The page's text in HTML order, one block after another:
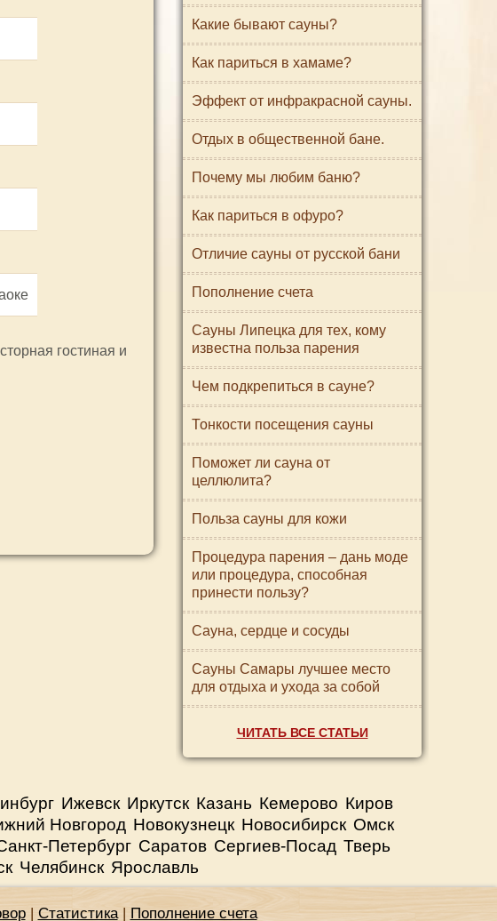
гостиная и
Какие бывают сауны?
Как париться в хамаме?
Эффект от инфракрасной сауны.
Отдых в общественной бане.
Почему мы любим баню?
Как париться в офуро?
Отличие сауны от русской бани
Пополнение счета
Сауны Липецка для тех, кому
известна польза парения
Чем подкрепиться в сауне?
Тонкости посещения сауны
Поможет ли сауна от
целлюлита?
Польза сауны для кожи
Процедура парения – дань моде
или процедура, способная
принести пользу?
Сауна, сердце и сосуды
Сауны Самары лучшее место
для отдыха и ухода за собой
ЧИТАТЬ ВСЕ СТАТЬИ
Ижевск Иркутск Казань Кемерово Киров
Новгород Новокузнецк Новосибирск Омск
Петербург Саратов Сергиев-Посад Тверь
Челябинск Ярославль
| Статистика| Пополнение счета